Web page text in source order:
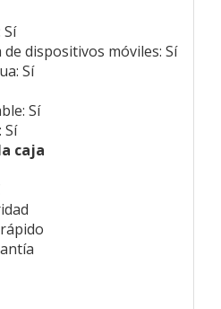
de dispositivos móviles: Sí
Sí
Sí
Sí
caja